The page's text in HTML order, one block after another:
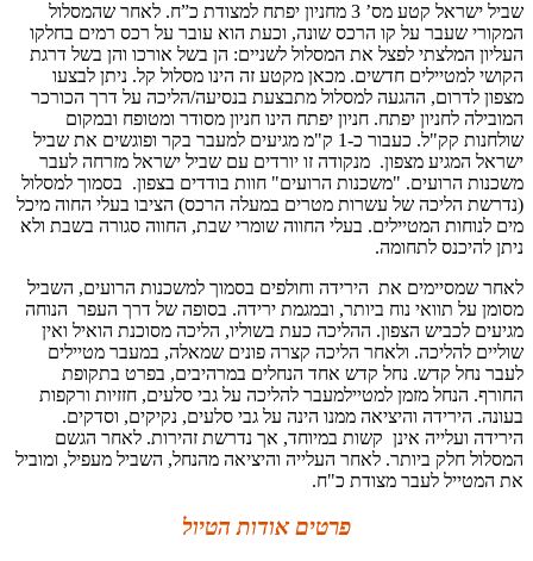
שביל ישראל קטע מס’ 3 מחניון יפתח למצודת כ”ח. לאחר שהמסלול
המקורי שעבר על קו הרכס שונה, וכעת הוא עובר על רכס רמים בחלקו
העליון המלצתי לפצל את המסלול לשניים: הן בשל אורכו והן בשל דרגת
הקושי למטיילים חדשים. מכאן מקטע זה הינו מסלול קל. ניתן לבצעו
מצפון לדרום, ההגעה למסלול מתבצעת בנסיעה/הליכה על דרך הכורכר
המובילה לחניון יפתח. חניון יפתח הינו חניון מסודר ומטופח ובמקום
שולחנות קק"ל. כעבור כ-1 ק"מ מגיעים למעבר בקר ופוגשים את שביל
ישראל המגיע מצפון. מנקודה זו יורדים עם שביל ישראל מזרחה לעבר
משכנות הרועים. "משכנות הרועים" חוות בודדים בצפון. בסמוך למסלול
(נדרשת הליכה של עשרות מטרים במעלה הרכס) הציבו בעלי החוה מיכל
מים לנוחות המטיילים. בעלי החווה שומרי שבת, החווה סגורה בשבת ולא
ניתן להיכנס לתחומה.
לאחר שמסיימים את הירידה וחולפים בסמוך למשכנות הרועים, השביל
מסומן על תוואי נוח ביותר, ובמגמת ירידה. בסופה של דרך העפר הנוחה
מגיעים לכביש הצפון. ההליכה כעת בשוליו, הליכה מסוכנת הואיל ואין
שוליים להליכה. ולאחר הליכה קצרה פונים שמאלה, במעבר מטיילים
לעבר נחל קדש. נחל קדש אחד הנחלים במרהיבים, בפרט בתקופת
החורף. הנחל מזמן למטיילמעבר להליכה על גבי סלעים, חזזיות ורקפות
בעונה. הירידה והיציאה ממנו הינה על גבי סלעים, נקיקים, וסדקים.
הירידה ועלייה אינן קשות במיוחד, אך נדרשת זהירות. לאחר הגשם
המסלול חלק ביותר. לאחר העלייה והיציאה מהנחל, השביל מעפיל, ומוביל
את המטייל לעבר מצודת כ"ח.
פרטים אודות הטיול